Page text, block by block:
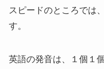
スピードのところでは
す。
英語の発音は、１個１